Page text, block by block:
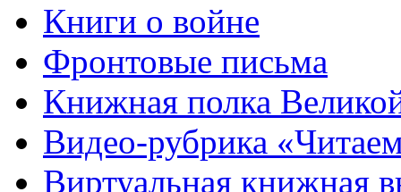
Книги о войне
Фронтовые письма
Книжная полка
Видео-рубрика
Виртуальная книжная